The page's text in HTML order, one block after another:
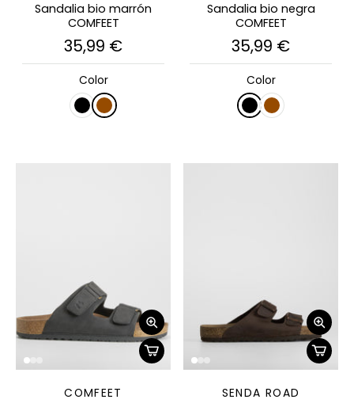
Sandalia bio marrón
COMFEET
35,99 €
Color
Sandalia bio negra
COMFEET
35,99 €
Color
COMFEET
SENDA ROAD